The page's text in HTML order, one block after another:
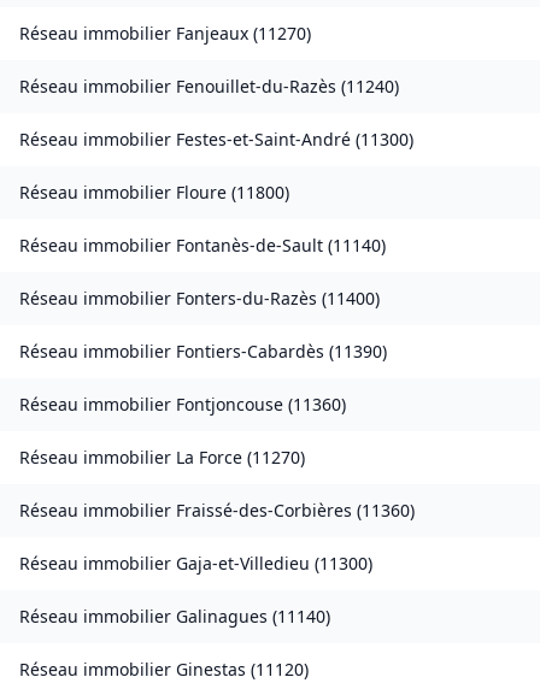
Réseau immobilier Fanjeaux (11270)
Réseau immobilier Fenouillet-du-Razès (11240)
Réseau immobilier Festes-et-Saint-André (11300)
Réseau immobilier Floure (11800)
Réseau immobilier Fontanès-de-Sault (11140)
Réseau immobilier Fonters-du-Razès (11400)
Réseau immobilier Fontiers-Cabardès (11390)
Réseau immobilier Fontjoncouse (11360)
Réseau immobilier La Force (11270)
Réseau immobilier Fraissé-des-Corbières (11360)
Réseau immobilier Gaja-et-Villedieu (11300)
Réseau immobilier Galinagues (11140)
Réseau immobilier Ginestas (11120)